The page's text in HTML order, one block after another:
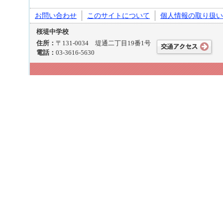
お問い合わせ このサイトについて 個人情報の取り扱い
桜堤中学校
住所： 〒131-0034 堤通二丁目19番1号
電話： 03-3616-5630